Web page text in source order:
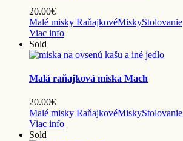
20.00€
Malé misky RaňajkovéMiskyStolovanie
Viac info
Sold
Malá raňajková miska Mach
20.00€
Malé misky RaňajkovéMiskyStolovanie
Viac info
Sold